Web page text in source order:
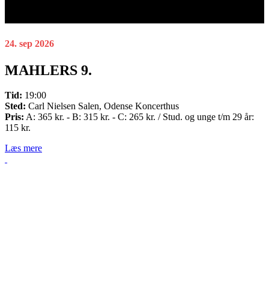
24. sep 2026
MAHLERS 9.
Tid: 19:00
Sted: Carl Nielsen Salen, Odense Koncerthus
Pris: A: 365 kr. - B: 315 kr. - C: 265 kr. / Stud. og unge t/m 29 år:
115 kr.
Læs mere